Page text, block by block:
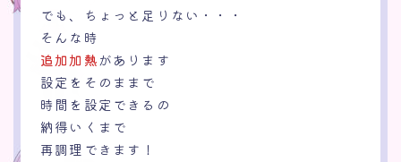
でも、ちょっと足りない・・・
そんな時
追加加熱があります
設定をそのままで
時間を設定できるの
納得いくまで
再調理できます！